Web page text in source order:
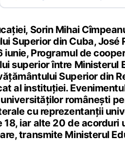
Sorin Mihai
Superior din Cuba, José
iunie, Programul de
superior între Ministerul
Superior din
al instituției.
universităților românești
cu reprezentanții
iar alte 20 de acorduri
transmite Ministerul